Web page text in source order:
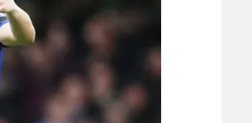
תקנון פעילות ספורט 1
רשיון להקרנה פומבית לבית עסק
הצטרפות לחבילת הערוצים
לוח דרושים – ג'ובנט